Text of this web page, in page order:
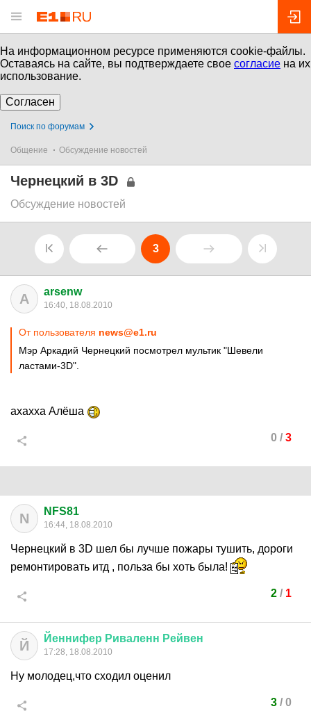
На информационном ресурсе применяются cookie-файлы.
Оставаясь на сайте, вы подтверждаете свое согласие на их
использование.
Согласен
Поиск по форумам
Общение Обсуждение новостей
Чернецкий в 3D
Обсуждение новостей
3
A arsenw
16:40, 18.08.2010
От пользователя news@e1.ru
Мэр Аркадий Чернецкий посмотрел мультик "Шевели
ластами-3D".
ахахха Алёша
0 / 3
N NFS81
16:44, 18.08.2010
Чернецкий в 3D шел бы лучше пожары тушить, дороги
ремонтировать итд , польза бы хоть была!
2/ 1
Й Йеннифер Риваленн Рейвен
17:28, 18.08.2010
Ну молодец,что сходил оценил
3/ 0